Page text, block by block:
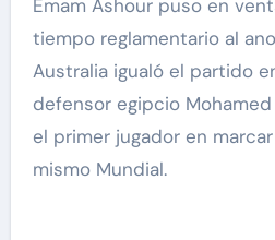
Emam Ashour puso en
tiempo reglamentario al
Australia igualó el partido
defensor egipcio
el primer jugador en
mismo Mundial.